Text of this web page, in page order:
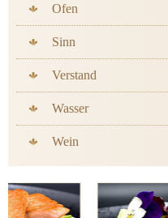
Ofen
Sinn
Verstand
Wasser
Wein